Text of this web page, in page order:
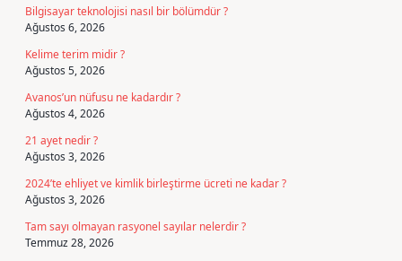
Bilgisayar teknolojisi nasıl bir bölümdür ?
Ağustos 6, 2026
Kelime terim midir ?
Ağustos 5, 2026
Avanos’un nüfusu ne kadardır ?
Ağustos 4, 2026
21 ayet nedir ?
Ağustos 3, 2026
2024’te ehliyet ve kimlik birleştirme ücreti ne kadar ?
Ağustos 3, 2026
Tam sayı olmayan rasyonel sayılar nelerdir ?
Temmuz 28, 2026